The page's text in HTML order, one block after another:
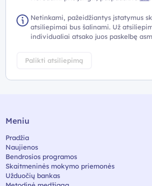
Netinkami, pažeidžiantys įstatymus
atsiliepimai bus šalinami. Už
individualiai atsako juos paskelbę
Palikti atsiliepimą
Meniu
Pradžia
Naujienos
Bendrosios programos
Skaitmeninės mokymo priemonės
Užduočių bankas